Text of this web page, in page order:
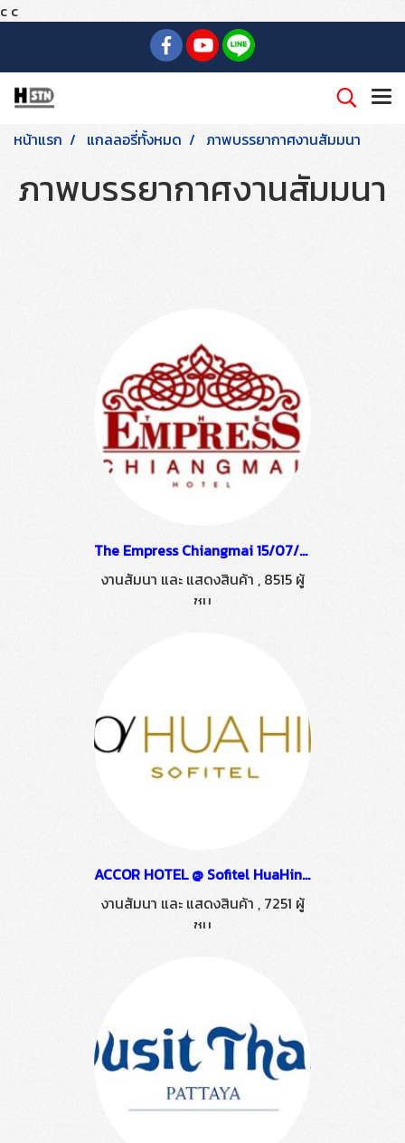
c c
หน้าแรก แกลลอรี่ทั้งหมด ภาพบรรยากาศงานสัมมนา
ภาพบรรยากาศงานสัมมนา
The Empress Chiangmai 15/07/59
งานสัมนา และ แสดงสินค้า , 8515 ผู้
ชม
ACCOR HOTEL @ Sofitel HuaHin 05/09/59
งานสัมนา และ แสดงสินค้า , 7251 ผู้
ชม